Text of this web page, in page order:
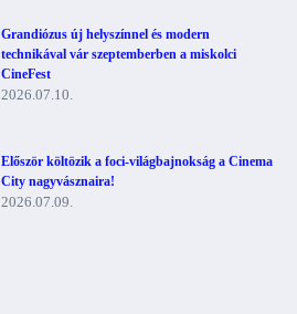
Grandiózus új helyszínnel és modern
technikával vár szeptemberben a miskolci
CineFest
2026.07.10.
Először költözik a foci-világbajnokság a Cinema
City nagyvásznaira!
2026.07.09.